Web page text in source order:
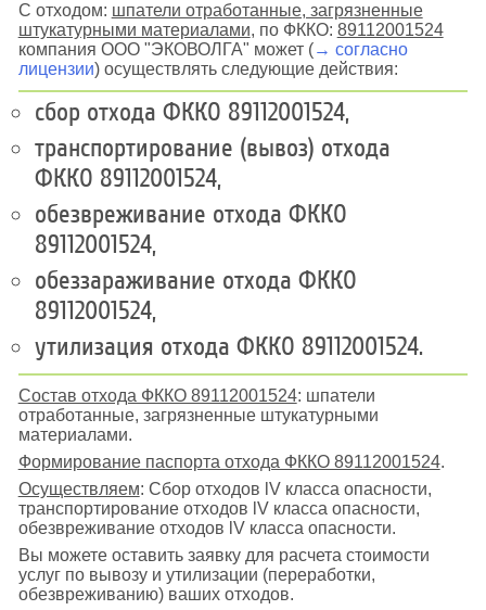
С отходом: шпатели отработанные, загрязненные
штукатурными материалами, по ФККО: 89112001524
компания ООО "ЭКОВОЛГА" может (→ согласно
лицензии) осуществлять следующие действия:
сбор отхода ФККО 89112001524,
транспортирование (вывоз) отхода
ФККО 89112001524,
обезвреживание отхода ФККО
89112001524,
обеззараживание отхода ФККО
89112001524,
утилизация отхода ФККО 89112001524.
Состав отхода ФККО 89112001524: шпатели
отработанные, загрязненные штукатурными
материалами.
Формирование паспорта отхода ФККО 89112001524.
Осуществляем: Сбор отходов lV класса опасности,
транспортирование отходов lV класса опасности,
обезвреживание отходов lV класса опасности.
Вы можете оставить заявку для расчета стоимости
услуг по вывозу и утилизации (переработки,
обезвреживанию) ваших отходов.